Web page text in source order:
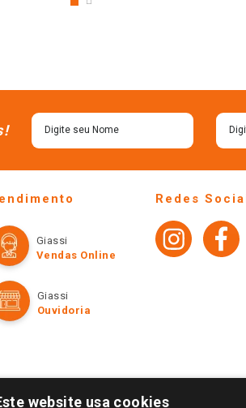
Giassi
Vendas Online
Giassi
Ouvidoria
Redes
website usa cookies